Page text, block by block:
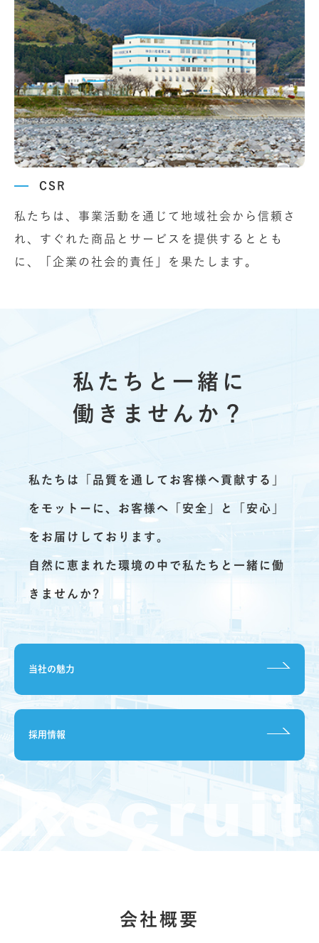
CSR
私たちは、事業活動を通じて地域社会から信頼さ
れ、すぐれた商品とサービスを提供するととも
に、「企業の社会的責任」を果たします。
私たちと一緒に
働きませんか？
私たちは「品質を通してお客様へ貢献する」
をモットーに、 お客様へ「安全」と「安心」
をお届けしております。
自然に恵まれた環境の中で私たちと一緒に働
きませんか?
当社の魅力
採用情報
会社概要